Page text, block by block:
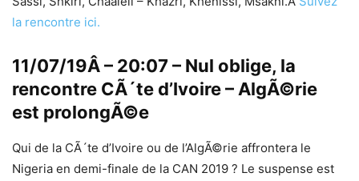
la rencontre ici.
11/07/19Â – 20:07 – Nul oblige, la
rencontre CÃ´te d’Ivoire – AlgÃ©rie
est prolongÃ©e
Qui de la CÃ´te d’Ivoire ou de l’AlgÃ©rie affrontera le
Nigeria en demi-finale de la CAN 2019 ? Le suspense est